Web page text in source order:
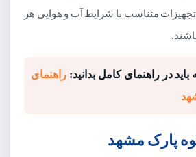
تجهیزات متناسب با شرایط آب و هوایی هر
در راهنمای کامل بدانید: راهنمای
پارک مشهد